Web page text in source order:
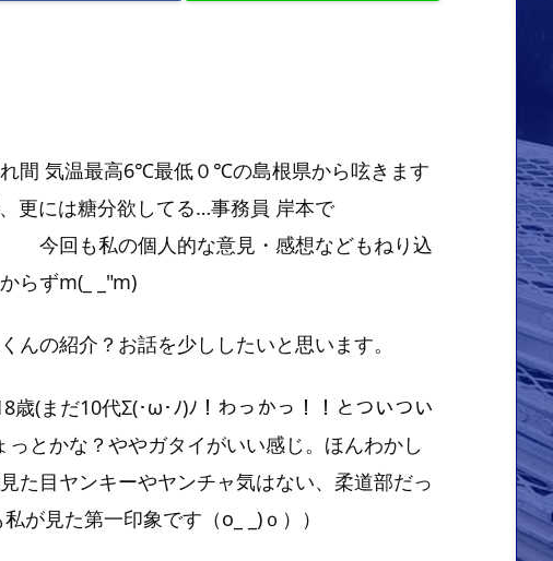
間 気温最高6℃最低０℃の島根県から呟きます
更には糖分欲してる…事務員 岸本で
な意見・感想などもねり込
らずm(_ _"m)
んの紹介？お話を少ししたいと思います。
(まだ10代Σ(･ω･ﾉ)ﾉ！わっかっ！！とついつい
とかな？ややガタイがいい感じ。ほんわかし
ンキーやヤンチャ気はない、柔道部だっ
が見た第一印象です（o_ _)ｏ））